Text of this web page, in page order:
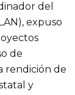
del
expuso
de
rendición de
y